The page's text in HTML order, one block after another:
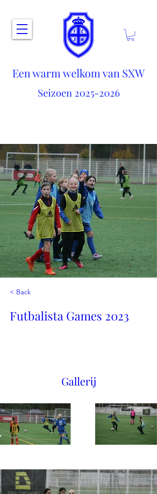
Een warm welkom van SXW
Seizoen 2025-2026
< Back
Futbalista Games 2023
Gallerij